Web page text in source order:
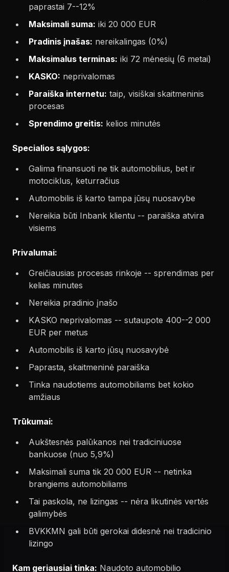
paprastai 7--12%
Maksimali suma: iki 20 000 EUR
Pradinis įnašas: nereikalingas (0%)
Maksimalus terminas: iki 72 mėnesių (6 metai)
KASKO: neprivalomas
Paraiška internetu: taip, visiškai skaitmeninis
procesas
Sprendimo greitis: kelios minutės
Specialios sąlygos:
Galima finansuoti ne tik automobilius, bet ir
motociklus, keturračius
Automobilis iš karto tampa jūsų nuosavybe
Nereikia būti Inbank klientu -- paraiška atvira
visiems
Privalumai:
Greičiausias procesas rinkoje -- sprendimas per
kelias minutes
Nereikia pradinio įnašo
KASKO neprivalomas -- sutaupote 400--2 000
EUR per metus
Automobilis iš karto jūsų nuosavybė
Paprasta, skaitmeninė paraiška
Tinka naudotiems automobiliams bet kokio
amžiaus
Trūkumai:
Aukštesnės palūkanos nei tradiciniuose
bankuose (nuo 5,9%)
Maksimali suma tik 20 000 EUR -- netinka
brangiems automobiliams
Tai paskola, ne lizingas -- nėra likutinės vertės
galimybės
BVKKMN gali būti gerokai didesnė nei tradicinio
lizingo
Kam geriausiai tinka: Naudoto automobilio